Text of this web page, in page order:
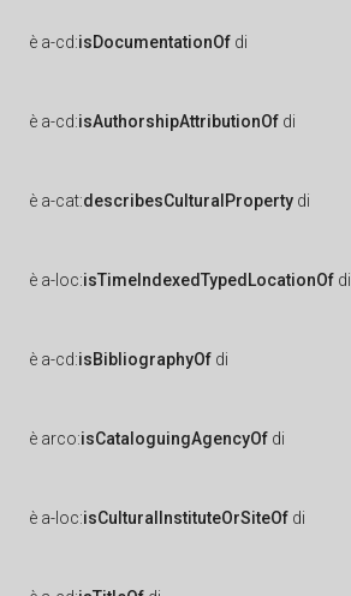
è a-cd:isDocumentationOf di
è a-cd:isAuthorshipAttributionOf di
è a-cat:describesCulturalProperty di
è a-loc:isTimeIndexedTypedLocationOf di
è a-cd:isBibliographyOf di
è arco:isCataloguingAgencyOf di
è a-loc:isCulturalInstituteOrSiteOf di